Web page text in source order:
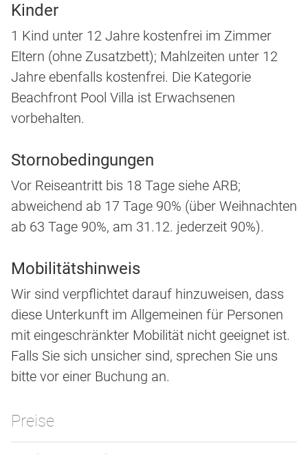
Kinder
1 Kind unter 12 Jahre kostenfrei im Zimmer
Eltern (ohne Zusatzbett); Mahlzeiten unter 12
Jahre ebenfalls kostenfrei. Die Kategorie
Beachfront Pool Villa ist Erwachsenen
vorbehalten.
Stornobedingungen
Vor Reiseantritt bis 18 Tage siehe ARB;
abweichend ab 17 Tage 90% (über Weihnachten
ab 63 Tage 90%, am 31.12. jederzeit 90%).
Mobilitätshinweis
Wir sind verpflichtet darauf hinzuweisen, dass
diese Unterkunft im Allgemeinen für Personen
mit eingeschränkter Mobilität nicht geeignet ist.
Falls Sie sich unsicher sind, sprechen Sie uns
bitte vor einer Buchung an.
Preise